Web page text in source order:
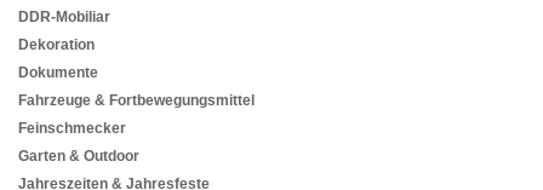
DDR-Mobiliar
Dekoration
Dokumente
Fahrzeuge & Fortbewegungsmittel
Feinschmecker
Garten & Outdoor
Jahreszeiten & Jahresfeste